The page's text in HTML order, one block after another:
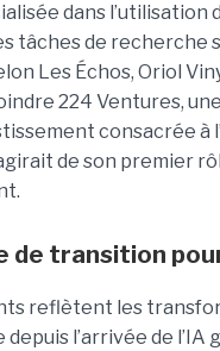
dans l’utilisation
tâches de recherche
Les Échos, Oriol
224 Ventures,
consacrée à
de son premier
de transition
reflètent les
l’arrivée de l’IA